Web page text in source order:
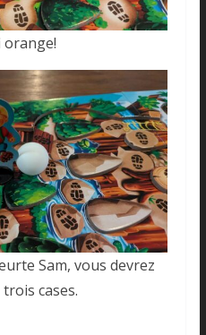
orange!
Sam, vous devrez
cases.